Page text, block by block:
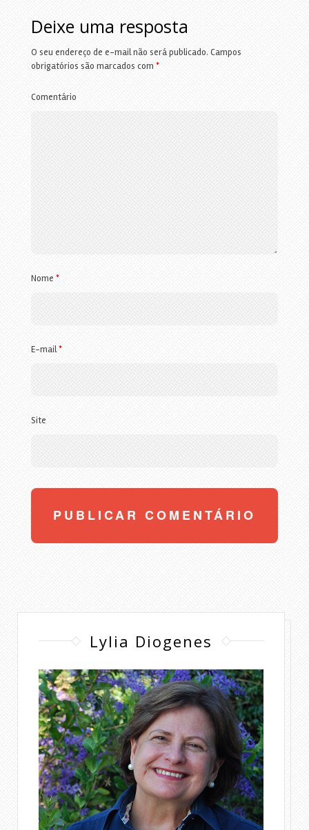
Deixe uma resposta
O seu endereço de e-mail não será publicado. Campos
obrigatórios são marcados com *
Comentário
Nome *
E-mail*
Site
Lylia Diogenes